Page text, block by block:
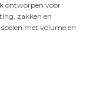
ontworpen voor
zakken en
met volume en